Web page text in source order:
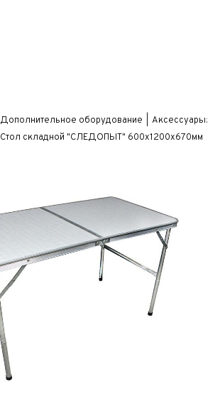
Дополнительное оборудование
Аксессуары:
Стол складной "СЛЕДОПЫТ" 600х1200х670мм